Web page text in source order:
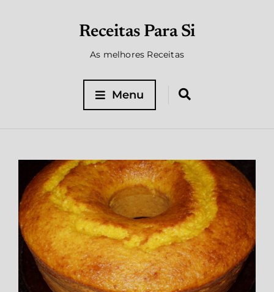
Receitas Para Si
As melhores Receitas
Menu